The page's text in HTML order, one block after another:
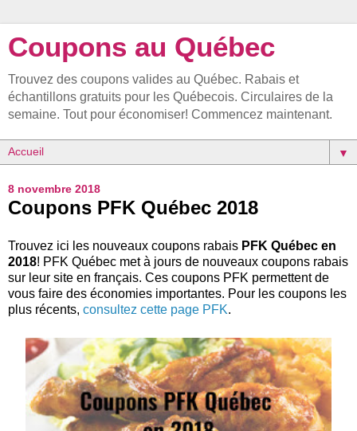
Coupons au Québec
Trouvez des coupons valides au Québec. Rabais et
échantillons gratuits pour les Québecois. Circulaires de la
semaine. Tout pour économiser! Commencez maintenant.
▼
8 novembre 2018
Coupons PFK Québec 2018
Trouvez ici les nouveaux coupons rabais PFK Québec en
2018! PFK Québec met à jours de nouveaux coupons rabais
sur leur site en français. Ces coupons PFK permettent de
vous faire des économies importantes. Pour les coupons les
plus récents, consultez cette page PFK.